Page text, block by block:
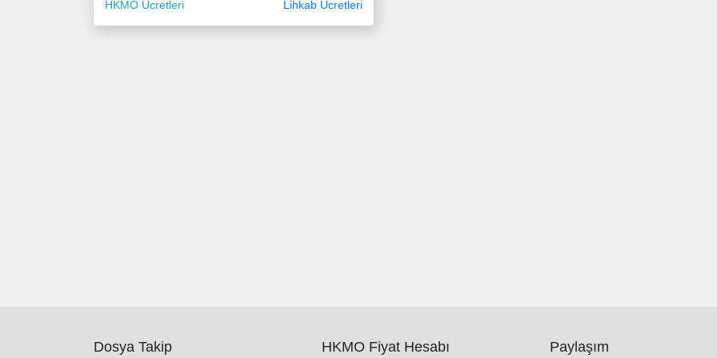
HKMO Ücretleri Lihkab Ücretleri
Dosya Takip HKMO Fiyat Hesabı Paylaşım